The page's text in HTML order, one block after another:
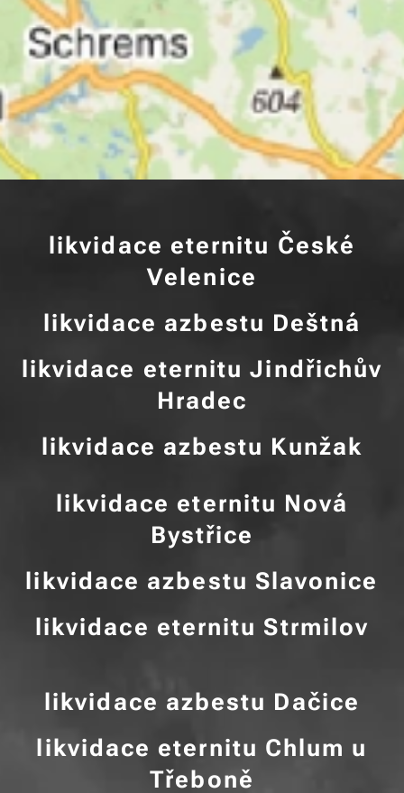
likvidace eternitu České
Velenice
likvidace azbestu Deštná
likvidace eternitu Jindřichův
Hradec
likvidace azbestu Kunžak
likvidace eternitu Nová
Bystřice
likvidace azbestu Slavonice
likvidace eternitu Strmilov
likvidace azbestu Dačice
likvidace eternitu Chlum u
Třeboně